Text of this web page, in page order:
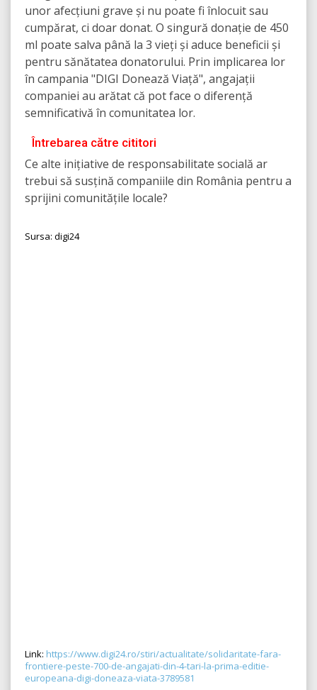
unor afecțiuni grave și nu poate fi înlocuit sau
cumpărat, ci doar donat. O singură donație de 450
ml poate salva până la 3 vieți și aduce beneficii și
pentru sănătatea donatorului. Prin implicarea lor
în campania "DIGI Donează Viață", angajații
companiei au arătat că pot face o diferență
semnificativă în comunitatea lor.
Întrebarea către cititori
Ce alte inițiative de responsabilitate socială ar
trebui să susțină companiile din România pentru a
sprijini comunitățile locale?
Sursa: digi24
Link: https://www.digi24.ro/stiri/actualitate/solidaritate-fara-
frontiere-peste-700-de-angajati-din-4-tari-la-prima-editie-
europeana-digi-doneaza-viata-3789581